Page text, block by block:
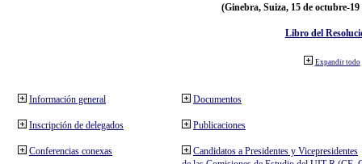
(Ginebra, Suiza, 15 de octubre-19
Libro del
Expandir todo
Información general
Inscripción de delegados
Conferencias conexas
Documentos
Publicaciones
Candidatos a Presidentes y Vicepresidentes